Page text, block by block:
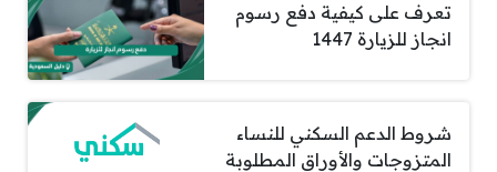
تعرف على كيفية دفع رسوم
انجاز للزيارة 1447
شروط الدعم السكني للنساء
المتزوجات والأوراق المطلوبة